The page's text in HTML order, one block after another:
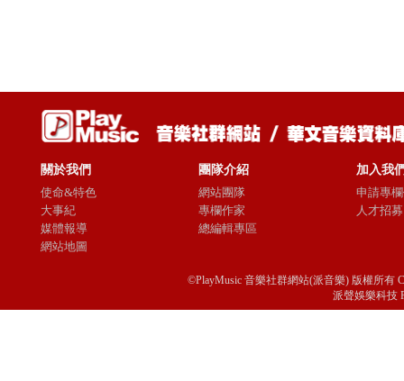
關於我們
使命&特色
大事紀
媒體報導
網站地圖
團隊介紹
網站團隊
專欄作家
總編輯專區
加入我
申請專
人才招募
©PlayMusic 音樂社群網站(派音樂) 版權所有
派聲娛樂科技